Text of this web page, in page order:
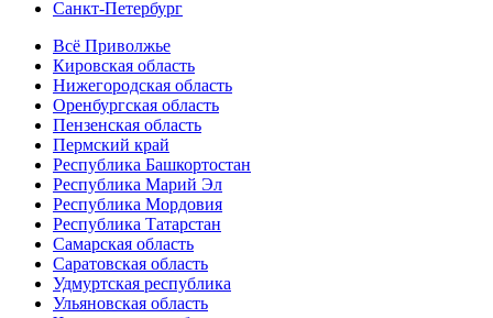
Санкт-Петербург
Всё Приволжье
Кировская область
Нижегородская область
Оренбургская область
Пензенская область
Пермский край
Республика Башкортостан
Республика Марий Эл
Республика Мордовия
Республика Татарстан
Самарская область
Саратовская область
Удмуртская республика
Ульяновская область